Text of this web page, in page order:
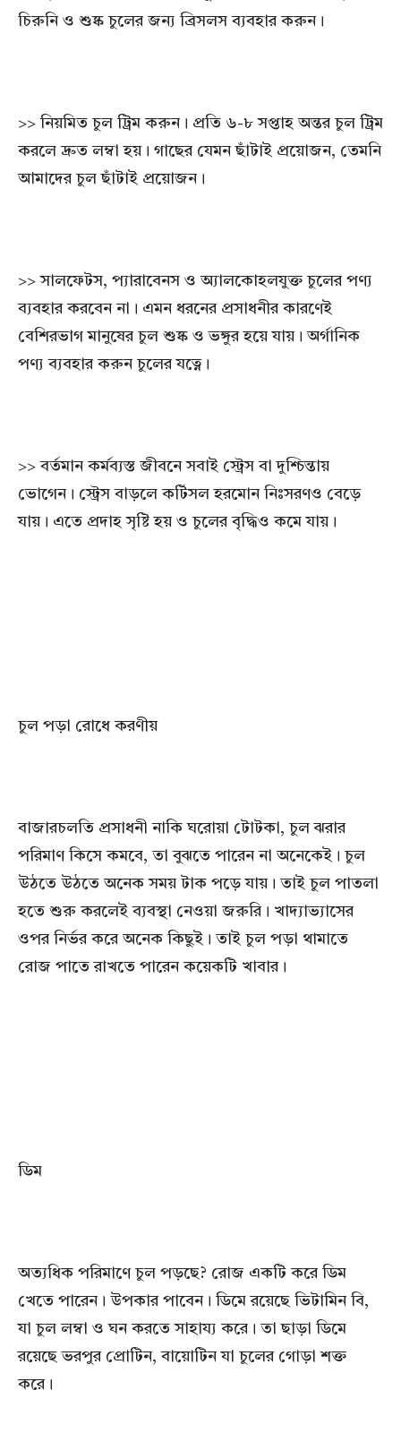
চিরুনি ও শুষ্ক চুলের জন্য ব্রিসলস ব্যবহার করুন।
>> নিয়মিত চুল ট্রিম করুন। প্রতি ৬-৮ সপ্তাহ অন্তর চুল ট্রিম
করলে দ্রুত লম্বা হয়। গাছের যেমন ছাঁটাই প্রয়োজন, তেমনি
আমাদের চুল ছাঁটাই প্রয়োজন।
>> সালফেটস, প্যারাবেনস ও অ্যালকোহলযুক্ত চুলের পণ্য
ব্যবহার করবেন না। এমন ধরনের প্রসাধনীর কারণেই
বেশিরভাগ মানুষের চুল শুষ্ক ও ভঙ্গুর হয়ে যায়। অর্গানিক
পণ্য ব্যবহার করুন চুলের যত্নে।
>> বর্তমান কর্মব্যস্ত জীবনে সবাই স্ট্রেস বা দুশ্চিন্তায়
ভোগেন। স্ট্রেস বাড়লে কর্টিসল হরমোন নিঃসরণও বেড়ে
যায়। এতে প্রদাহ সৃষ্টি হয় ও চুলের বৃদ্ধিও কমে যায়।
চুল পড়া রোধে করণীয়
বাজারচলতি প্রসাধনী নাকি ঘরোয়া টোটকা, চুল ঝরার
পরিমাণ কিসে কমবে, তা বুঝতে পারেন না অনেকেই। চুল
উঠতে উঠতে অনেক সময় টাক পড়ে যায়। তাই চুল পাতলা
হতে শুরু করলেই ব্যবস্থা নেওয়া জরুরি। খাদ্যাভ্যাসের
ওপর নির্ভর করে অনেক কিছুই। তাই চুল পড়া থামাতে
রোজ পাতে রাখতে পারেন কয়েকটি খাবার।
ডিম
অত্যধিক পরিমাণে চুল পড়ছে? রোজ একটি করে ডিম
খেতে পারেন। উপকার পাবেন। ডিমে রয়েছে ভিটামিন বি,
যা চুল লম্বা ও ঘন করতে সাহায্য করে। তা ছাড়া ডিমে
রয়েছে ভরপুর প্রোটিন, বায়োটিন যা চুলের গোড়া শক্ত
করে।